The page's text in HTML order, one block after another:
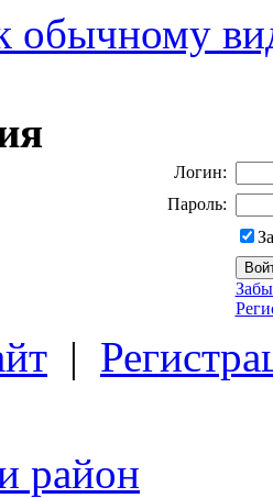
обычному
Логин:
Пароль:
|
район